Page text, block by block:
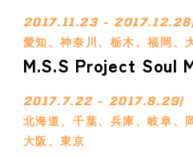
2017.11.23 - 2017.12.28
愛知、神奈川、栃木、福岡、
M.S.S Project Soul
2017.7.22 - 2017.8.29/
北海道、千葉、兵庫、岐阜、
大阪、東京